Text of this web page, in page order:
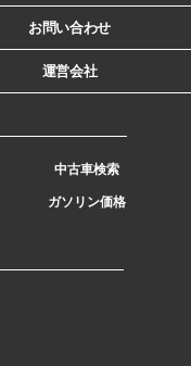
お問い合わせ
運営会社
中古車検索
ガソリン価格